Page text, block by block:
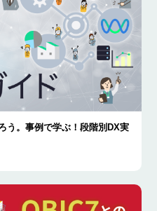
う。事例で学ぶ！段階別DX実